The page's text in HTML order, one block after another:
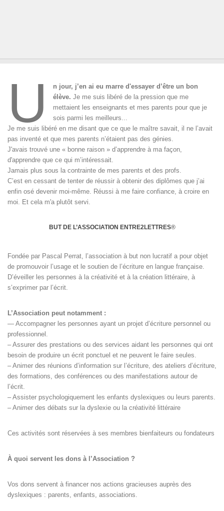
U
n jour, j’en ai eu marre d'essayer d’être un bon
élève.Je me suis libéré de la pression que me
mettaient les enseignants et mes parents pour que je
sois parmi les meilleurs...
Je me suis libéré en me disant que ce que le maître savait, il ne l’avait
pas inventé et que mes parents n’étaient pas des génies.
J'avais trouvé une « bonne raison » d’apprendre à ma façon,
d'apprendre que ce qui m’intéressait.
Jamais plus sous la contrainte de mes parents et des profs.
C’est en cessant de tenter de réussir à obtenir des diplômes que j’ai
enfin osé devenir moi-même. Réussi à me faire confiance, à croire en
moi. Et cela m'a plutôt servi.
BUT DE L’ASSOCIATION ENTRE2LETTRES®
Fondée par Pascal Perrat, l’association à but non lucratif a pour objet
de promouvoir l’usage et le soutien de l’écriture en langue française.
D’éveiller les personnes à la créativité et à la création littéraire, à
s’exprimer par l’écrit.
L’Association peut notamment :
— Accompagner les personnes ayant un projet d’écriture personnel ou
professionnel.
– Assurer des prestations ou des services aidant les personnes qui ont
besoin de produire un écrit ponctuel et ne peuvent le faire seules.
– Animer des réunions d’information sur l’écriture, des ateliers d’écriture,
des formations, des conférences ou des manifestations autour de
l’écrit.
– Assister psychologiquement les enfants dyslexiques ou leurs parents.
– Animer des débats sur la dyslexie ou la créativité littéraire
Ces activités sont réservées à ses membres bienfaiteurs ou fondateurs
À quoi servent les dons à l’Association ?
Vos dons servent à financer nos actions gracieuses auprès des
dyslexiques : parents, enfants, associations.